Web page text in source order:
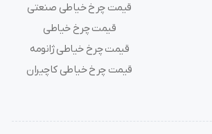
قیمت چرخ خیاطی صنعتی
قیمت چرخ خیاطی
قیمت چرخ خیاطی ژانومه
قیمت چرخ خیاطی کاچیران